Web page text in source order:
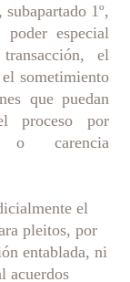
1º,
poder especial
el
sometimiento
que puedan
proceso por
o carencia
el
pleitos, por
entablada, ni
acuerdos